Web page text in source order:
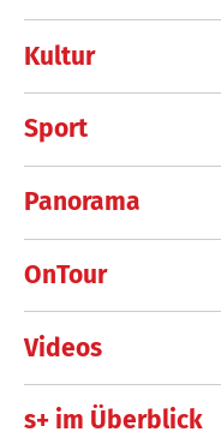
Kultur
Sport
Panorama
OnTour
Videos
s+ im Überblick